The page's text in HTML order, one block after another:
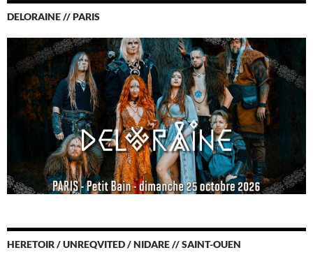
DELORAINE // PARIS
HERETOIR / UNREQVITED / NIDARE // SAINT-OUEN